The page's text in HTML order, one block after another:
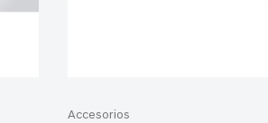
Accesorios